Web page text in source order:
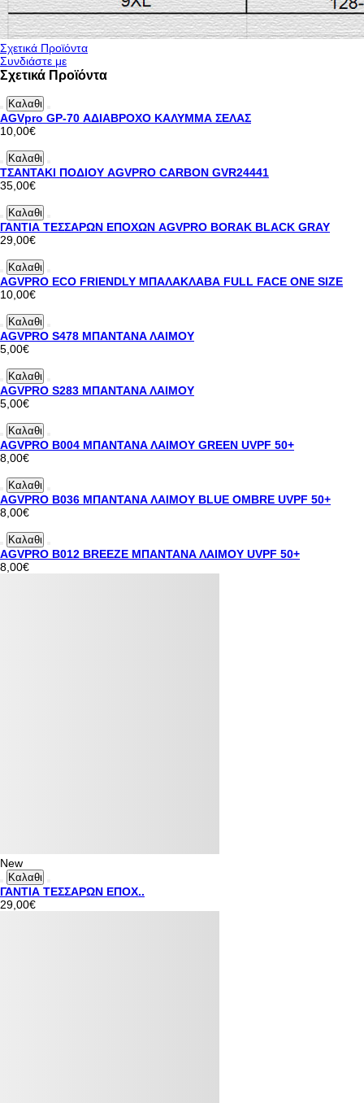
Σχετικά Προϊόντα
Συνδιάστε με
Σχετικά Προϊόντα
Καλαθι
AGVpro GP-70 ΑΔΙΑΒΡΟΧΟ ΚΑΛΥΜΜΑ ΣΕΛΑΣ
10,00€
Καλαθι
ΤΣΑΝΤΑΚΙ ΠΟΔΙΟΥ AGVPRO CARBON GVR24441
35,00€
Καλαθι
ΓΑΝΤΙΑ ΤΕΣΣΑΡΩΝ ΕΠΟΧΩΝ AGVPRO BORAK BLACK GRAY
29,00€
Καλαθι
AGVPRO ECO FRIENDLY ΜΠΑΛΑΚΛΑΒΑ FULL FACE ONE SIZE
10,00€
Καλαθι
AGVPRO S478 ΜΠΑΝΤΑΝΑ ΛΑΙΜΟΥ
5,00€
Καλαθι
AGVPRO S283 ΜΠΑΝΤΑΝΑ ΛΑΙΜΟΥ
5,00€
Καλαθι
AGVPRO B004 ΜΠΑΝΤΑΝΑ ΛΑΙΜΟΥ GREEN UVPF 50+
8,00€
Καλαθι
AGVPRO B036 ΜΠΑΝΤΑΝΑ ΛΑΙΜΟΥ BLUE OMBRE UVPF 50+
8,00€
Καλαθι
AGVPRO B012 BREEZE ΜΠΑΝΤΑΝΑ ΛΑΙΜΟΥ UVPF 50+
8,00€
New
Καλαθι
ΓΑΝΤΙΑ ΤΕΣΣΑΡΩΝ ΕΠΟΧ..
29,00€